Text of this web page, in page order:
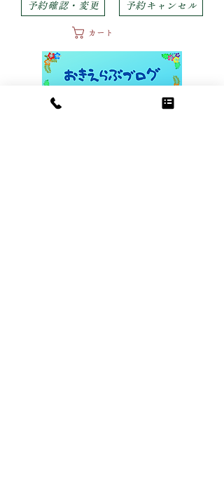
予約確認・変更 予約キャンセル
カート